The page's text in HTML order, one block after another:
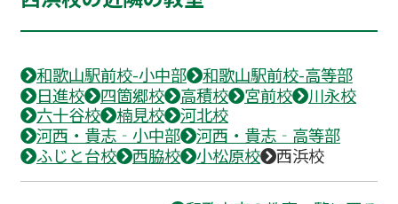
和歌山駅前校-小中部
和歌山駅前校-高等部
日進校
四箇郷校 高積校 宮前校
川永校
六十谷校
楠見校
河北校
河西・貴志‐小中部
河西・貴志‐高等部
ふじと台校
西脇校 小松原校 西浜校